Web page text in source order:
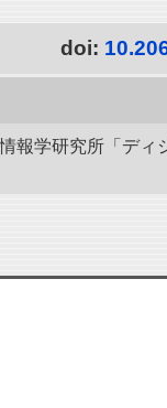
doi:
報学研究所「ディ